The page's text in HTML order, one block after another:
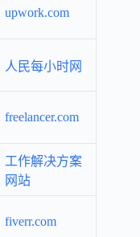
upwork.com
人民每小时网
freelancer.com
工作解决方案
网站
fiverr.com